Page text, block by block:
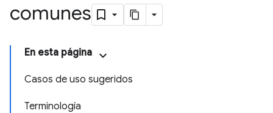
comunes
En esta página
Casos de uso sugeridos
Terminología